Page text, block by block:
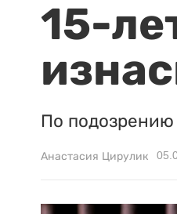
15-
По подозрению
Анастасия Цирулик